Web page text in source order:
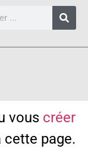
vous créer
cette page.